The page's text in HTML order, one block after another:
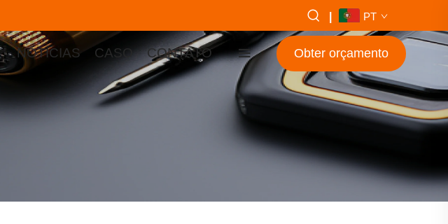
PT
NOTÍCIAS CASO CONTATO Obter orçamento